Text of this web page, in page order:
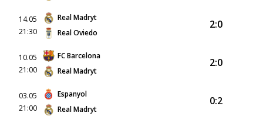
14.05
21:30
Real Madryt
Real Oviedo
2:0
10.05
21:00
FC Barcelona
Real Madryt
2:0
03.05
21:00
Espanyol
Real Madryt
0:2